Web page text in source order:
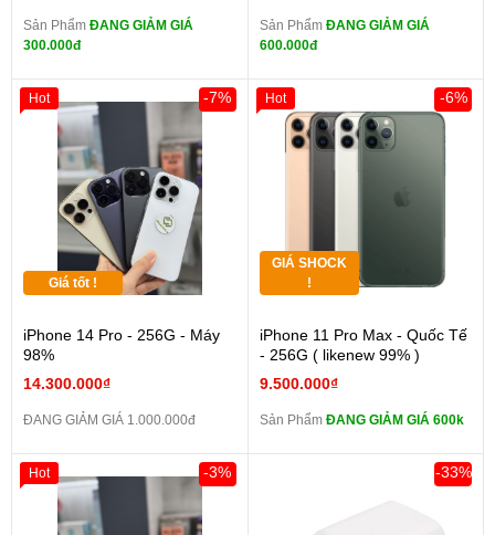
Sản Phẩm ĐANG GIẢM GIÁ
300.000đ
Sản Phẩm ĐANG GIẢM GIÁ
600.000đ
Giá tốt !
iPhone 14 Pro - 256G - Máy
98%
14.300.000₫
-7%
ĐANG GIẢM GIÁ 1.000.000đ
Hot
GIÁ SHOCK
!
iPhone 11 Pro Max - Quốc Tế
- 256G ( likenew 99% )
9.500.000₫
-6%
Sản Phẩm ĐANG GIẢM GIÁ 600k
Hot
-3%
Hot -33%